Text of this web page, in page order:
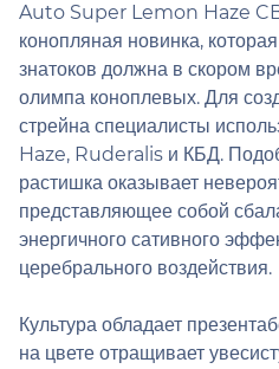
Auto Super Lemon Haze
конопляная новинка,
знатоков должна в скором
олимпа коноплевых. Для
стрейна специалисты
Haze, Ruderalis и КБД.
растишка оказывает
представляющее собой
энергичного сативного
церебрального воздействия.
Культура обладает
на цвете отращивает